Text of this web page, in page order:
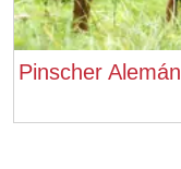
Pinscher Alemán